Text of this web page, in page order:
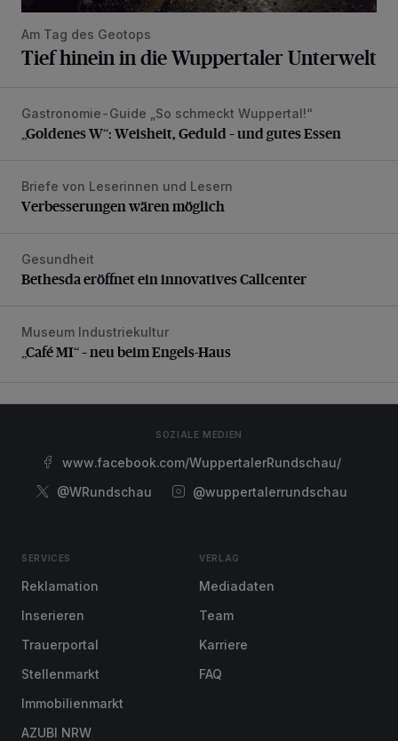
Am Tag des Geotops
Tief hinein in die Wuppertaler Unterwelt
„Goldenes W“: Weisheit, Geduld – und gutes Essen
Gastronomie-Guide „So schmeckt Wuppertal!“
„Goldenes W“: Weisheit, Geduld – und gutes Essen
Verbesserungen wären möglich
Briefe von Leserinnen und Lesern
Verbesserungen wären möglich
Bethesda eröffnet ein innovatives Callcenter
Gesundheit
Bethesda eröffnet ein innovatives Callcenter
„Café MI“ – neu beim Engels-Haus
Museum Industriekultur
„Café MI“ – neu beim Engels-Haus
SOZIALE MEDIEN
www.facebook.com/WuppertalerRundschau/
@WRundschau
@wuppertalerrundschau
SERVICES
Reklamation
Inserieren
Trauerportal
Stellenmarkt
Immobilienmarkt
AZUBI NRW
VERLAG
Mediadaten
Team
Karriere
FAQ